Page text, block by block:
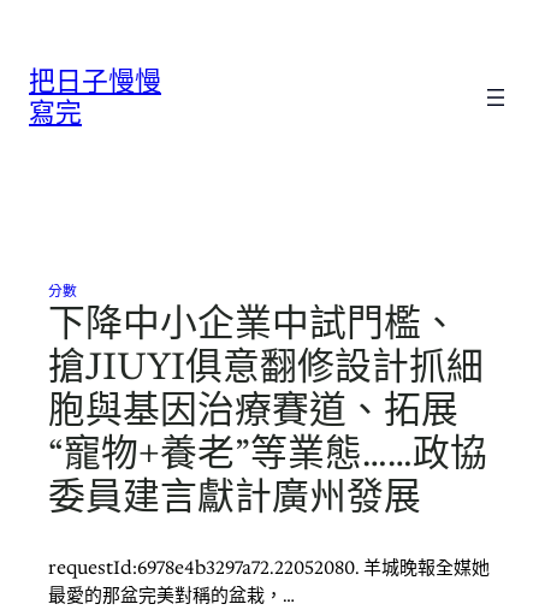
把日子慢慢
寫完
分數
下降中小企業中試門檻、
搶JIUYI俱意翻修設計抓細
胞與基因治療賽道、拓展
“寵物+養老”等業態……政協
委員建言獻計廣州發展
requestId:6978e4b3297a72.22052080. 羊城晚報全媒她
最愛的那盆完美對稱的盆栽，…